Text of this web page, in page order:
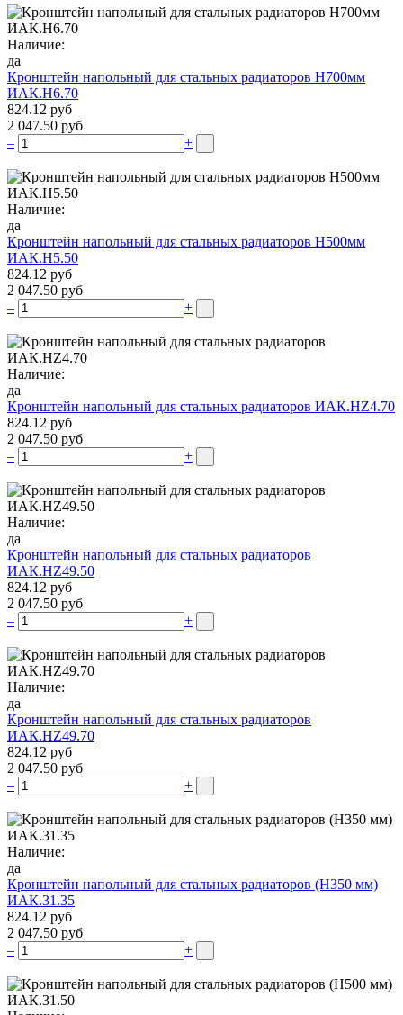
Наличие:
да
Кронштейн напольный для стальных радиаторов Н700мм
ИАК.Н6.70
824.12 руб
2 047.50 руб
–
+
Наличие:
да
Кронштейн напольный для стальных радиаторов Н500мм
ИАК.Н5.50
824.12 руб
2 047.50 руб
–
+
Наличие:
да
Кронштейн напольный для стальных радиаторов ИАК.НZ4.70
824.12 руб
2 047.50 руб
–
+
Наличие:
да
Кронштейн напольный для стальных радиаторов
ИАК.НZ49.50
824.12 руб
2 047.50 руб
–
+
Наличие:
да
Кронштейн напольный для стальных радиаторов
ИАК.НZ49.70
824.12 руб
2 047.50 руб
–
+
Наличие:
да
Кронштейн напольный для стальных радиаторов (Н350 мм)
ИАК.31.35
824.12 руб
2 047.50 руб
–
+